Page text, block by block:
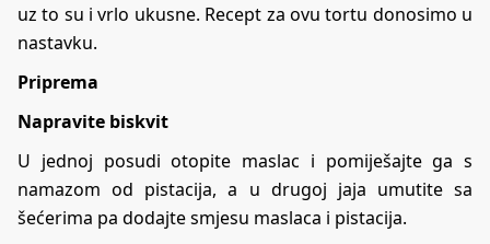
uz to su i vrlo ukusne. Recept za ovu tortu donosimo u
nastavku.
Priprema
Napravite biskvit
U jednoj posudi otopite maslac i pomiješajte ga s
namazom od pistacija, a u drugoj jaja umutite sa
šećerima pa dodajte smjesu maslaca i pistacija.